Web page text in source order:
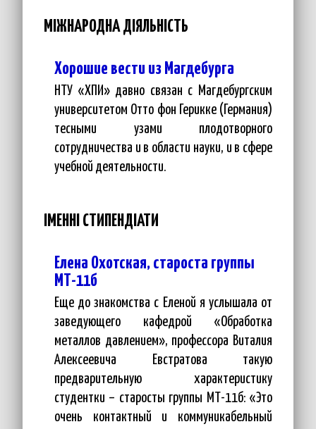
МІЖНАРОДНА ДІЯЛЬНІСТЬ
Хорошие вести из Магдебурга
НТУ «ХПИ» давно связан с Магдебургским
университетом Отто фон Герикке (Германия)
тесными узами плодотворного
сотрудничества и в области науки, и в сфере
учебной деятельности.
ІМЕННІ СТИПЕНДІАТИ
Елена Охотская, староста группы
МТ-11б
Еще до знакомства с Еленой я услышала от
заведующего кафедрой «Обработка
металлов давлением», профессора Виталия
Алексеевича Евстратова такую
предварительную характеристику
студентки – старосты группы МТ-11б: «Это
очень контактный и коммуникабельный